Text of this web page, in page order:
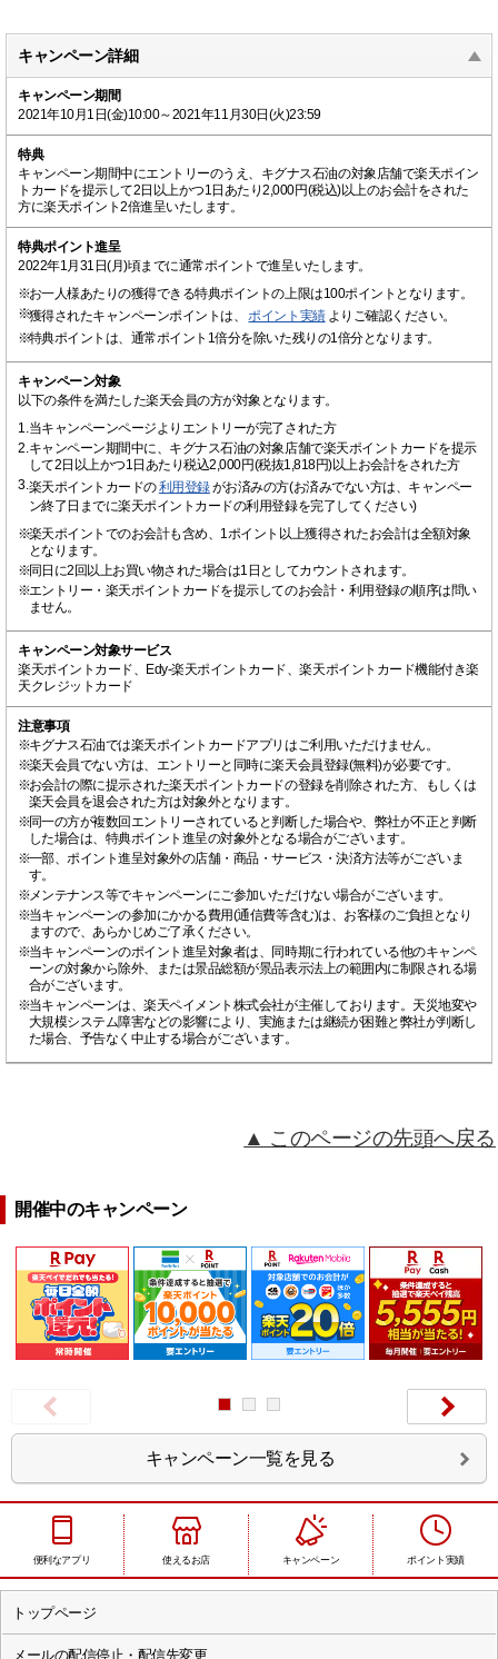
キャンペーン詳細
キャンペーン期間
2021年10月1日(金)10:00～2021年11月30日(火)23:59
特典
キャンペーン期間中にエントリーのうえ、キグナス石油の対象店舗で楽天ポイン
トカードを提示して2日以上かつ1日あたり2,000円(税込)以上のお会計をされた
方に楽天ポイント2倍進呈いたします。
特典ポイント進呈
2022年1月31日(月)頃までに通常ポイントで進呈いたします。
※お一人様あたりの獲得できる特典ポイントの上限は100ポイントとなります。
※獲得されたキャンペーンポイントは、 ポイント実績 よりご確認ください。
※特典ポイントは、通常ポイント1倍分を除いた残りの1倍分となります。
キャンペーン対象
以下の条件を満たした楽天会員の方が対象となります。
1. 当キャンペーンページよりエントリーが完了された方
2. キャンペーン期間中に、キグナス石油の対象店舗で楽天ポイントカードを提示
して2日以上かつ1日あたり税込2,000円(税抜1,818円)以上お会計をされた方
3.楽天ポイントカードの利用登録がお済みの方(お済みでない方は、キャンペー
ン終了日までに楽天ポイントカードの利用登録を完了してください)
※楽天ポイントでのお会計も含め、1ポイント以上獲得されたお会計は全額対象
となります。
※同日に2回以上お買い物された場合は1日としてカウントされます。
※エントリー・楽天ポイントカードを提示してのお会計・利用登録の順序は問い
ません。
キャンペーン対象サービス
楽天ポイントカード、Edy-楽天ポイントカード、楽天ポイントカード機能付き楽
天クレジットカード
注意事項
※キグナス石油では楽天ポイントカードアプリはご利用いただけません。
※楽天会員でない方は、エントリーと同時に楽天会員登録(無料)が必要です。
※お会計の際に提示された楽天ポイントカードの登録を削除された方、もしくは
楽天会員を退会された方は対象外となります。
※同一の方が複数回エントリーされていると判断した場合や、弊社が不正と判断
した場合は、特典ポイント進呈の対象外となる場合がございます。
※一部、ポイント進呈対象外の店舗・商品・サービス・決済方法等がございま
す。
※メンテナンス等でキャンペーンにご参加いただけない場合がございます。
※当キャンペーンの参加にかかる費用(通信費等含む)は、お客様のご負担となり
ますので、あらかじめご了承ください。
※当キャンペーンのポイント進呈対象者は、同時期に行われている他のキャンペ
ーンの対象から除外、または景品総額が景品表示法上の範囲内に制限される場
合がございます。
※当キャンペーンは、楽天ペイメント株式会社が主催しております。天災地変や
大規模システム障害などの影響により、実施または継続が困難と弊社が判断し
た場合、予告なく中止する場合がございます。
▲ このページの先頭へ戻る
開催中のキャンペーン
キャンペーン一覧を見る
便利なアプリ 使えるお店 キャンペーン ポイント実績
トップページ
メールの配信停止・配信先変更